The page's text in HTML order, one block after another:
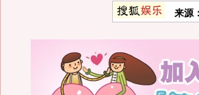
来源